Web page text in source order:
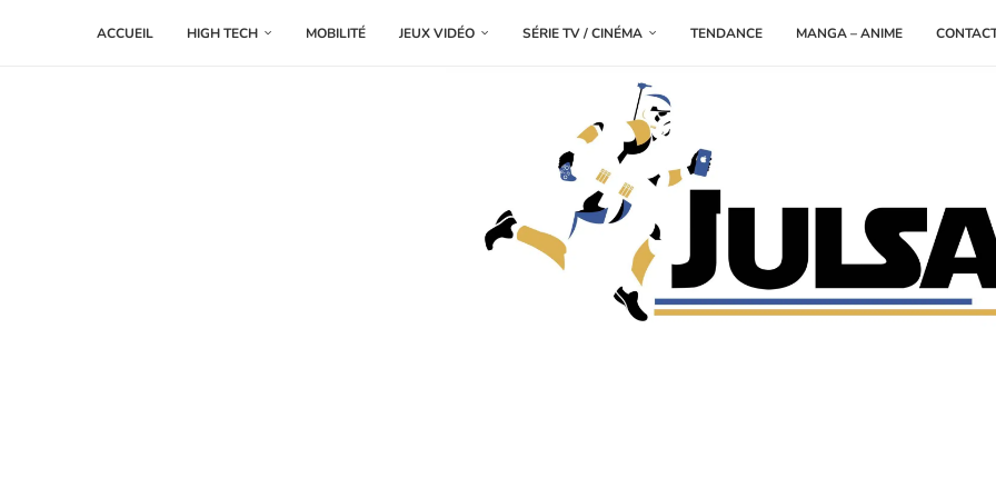
ACCUEIL HIGH TECH MOBILITÉ JEUX VIDÉO SÉRIE TV / CINÉMA TENDANCE MANGA – ANIME